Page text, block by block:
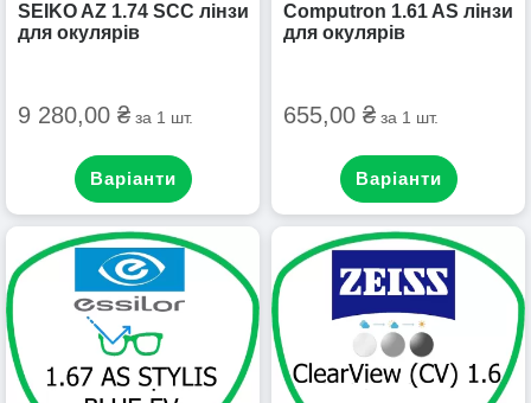
SEIKO AZ 1.74 SCC лінзи
для окулярів
9 280,00 ₴ за 1 шт.
Варіанти
Computron 1.61 AS лінзи
для окулярів
655,00 ₴ за 1 шт.
Варіанти